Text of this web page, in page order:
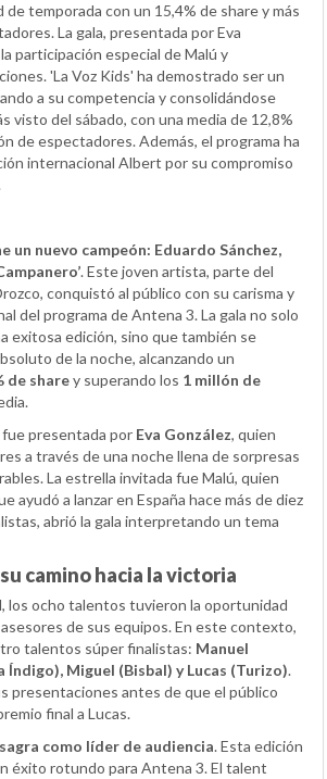
de temporada con un 15,4% de share y más
La gala, presentada por Eva
participación especial de Malú y
'La Voz Kids' ha demostrado ser un
a su competencia y consolidándose
visto del sábado, con una media de 12,8%
de espectadores. Además, el programa ha
internacional Albert por su compromiso
un nuevo campeón: Eduardo Sánchez,
. Este joven artista, parte del
conquistó al público con su carisma y
del programa de Antena 3. La gala no solo
exitosa edición, sino que también se
de la noche, alcanzando un
de sharey superando los 1 millón de
presentada por Eva González, quien
a través de una noche llena de sorpresas
La estrella invitada fue Malú, quien
ayudó a lanzar en España hace más de diez
abrió la gala interpretando un tema
camino hacia la victoria
los ocho talentos tuvieron la oportunidad
de sus equipos. En este contexto,
talentos súper finalistas: Manuel
Índigo), Miguel (Bisbal) y Lucas (Turizo).
presentaciones antes de que el público
final a Lucas.
como líder de audiencia. Esta edición
éxito rotundo para Antena 3. El talent